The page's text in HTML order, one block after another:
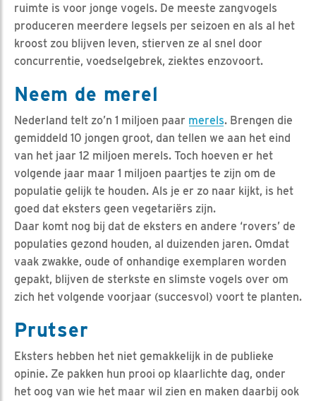
ruimte is voor jonge vogels. De meeste zangvogels
produceren meerdere legsels per seizoen en als al het
kroost zou blijven leven, stierven ze al snel door
concurrentie, voedselgebrek, ziektes enzovoort.
Neem de merel
Nederland telt zo’n 1 miljoen paar merels. Brengen die
gemiddeld 10 jongen groot, dan tellen we aan het eind
van het jaar 12 miljoen merels. Toch hoeven er het
volgende jaar maar 1 miljoen paartjes te zijn om de
populatie gelijk te houden. Als je er zo naar kijkt, is het
goed dat eksters geen vegetariërs zijn.
Daar komt nog bij dat de eksters en andere ‘rovers’ de
populaties gezond houden, al duizenden jaren. Omdat
vaak zwakke, oude of onhandige exemplaren worden
gepakt, blijven de sterkste en slimste vogels over om
zich het volgende voorjaar (succesvol) voort te planten.
Prutser
Eksters hebben het niet gemakkelijk in de publieke
opinie. Ze pakken hun prooi op klaarlichte dag, onder
het oog van wie het maar wil zien en maken daarbij ook